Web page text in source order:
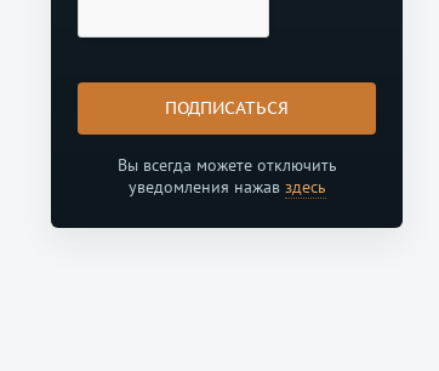
ПОДПИСАТЬСЯ
Вы всегда можете отключить
уведомления нажав здесь